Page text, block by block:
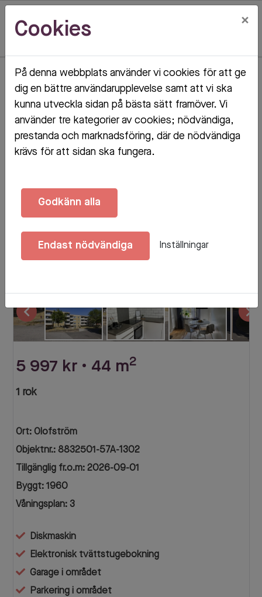
Hem Ingenjörsgatan 57 A
Ingenjörsgatan 57 A
OLOFSTRÖM
'
5 997 kr • 44 m2
1 rok
Ort: Olofström
Objektnr.: 8832501-57A-1302
Tillgänglig fr.o.m: 2026-09-01
Byggt: 1960
Våningsplan: 3
Diskmaskin
Elektronisk tvättstugebokning
Garage i området
Parkering i området
Cookies ×
På denna webbplats använder vi cookies för att ge
dig en bättre användarupplevelse samt att vi ska
kunna utveckla sidan på bästa sätt framöver. Vi
använder tre kategorier av cookies; nödvändiga,
prestanda och marknadsföring, där de nödvändiga
krävs för att sidan ska fungera.
Godkänn alla
Endast nödvändiga Inställningar